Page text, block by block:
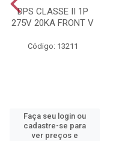
DPS CLASSE II 1P
275V 20KA FRONT V
Código: 13211
Faça seu login ou
cadastre-se para
ver preços e